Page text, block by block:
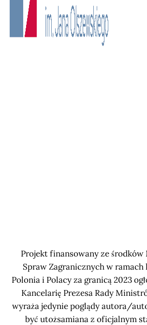
Projekt finansowany ze
Spraw Zagranicznych w ramach
Polonia i Polacy za granicą 2023
Kancelarię Prezesa Rady
wyraża jedynie poglądy autora/
być utożsamiana z oficjalnym